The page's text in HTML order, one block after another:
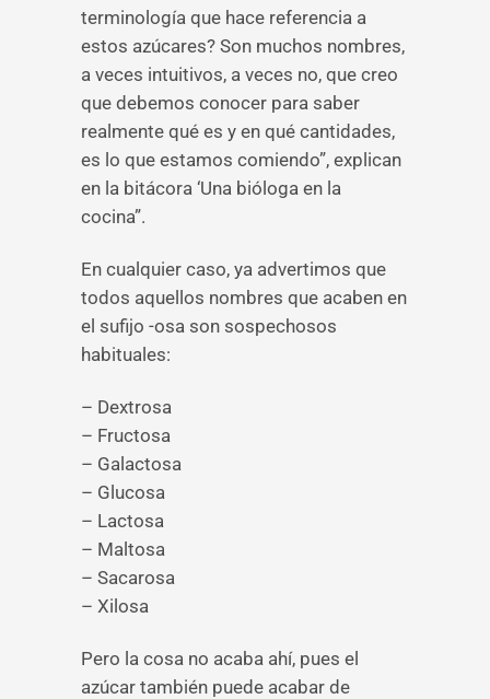
terminología que hace referencia a
estos azúcares? Son muchos nombres,
a veces intuitivos, a veces no, que creo
que debemos conocer para saber
realmente qué es y en qué cantidades,
es lo que estamos comiendo”, explican
en la bitácora ‘Una bióloga en la
cocina”.
En cualquier caso, ya advertimos que
todos aquellos nombres que acaben en
el sufijo -osa son sospechosos
habituales:
– Dextrosa
– Fructosa
– Galactosa
– Glucosa
– Lactosa
– Maltosa
– Sacarosa
– Xilosa
Pero la cosa no acaba ahí, pues el
azúcar también puede acabar de